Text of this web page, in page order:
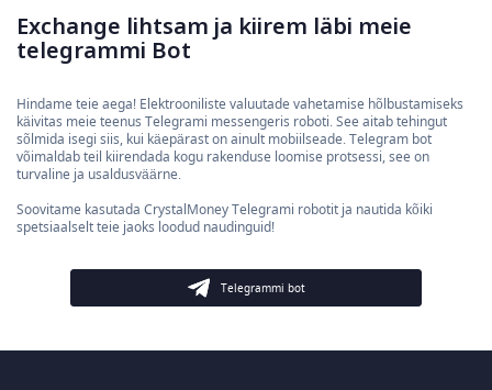
Exchange lihtsam ja kiirem läbi meie
telegrammi Bot
Hindame teie aega! Elektrooniliste valuutade vahetamise hõlbustamiseks
käivitas meie teenus Telegrami messengeris roboti. See aitab tehingut
sõlmida isegi siis, kui käepärast on ainult mobiilseade. Telegram bot
võimaldab teil kiirendada kogu rakenduse loomise protsessi, see on
turvaline ja usaldusväärne.
Soovitame kasutada CrystalMoney Telegrami robotit ja nautida kõiki
spetsiaalselt teie jaoks loodud naudinguid!
Telegrammi bot